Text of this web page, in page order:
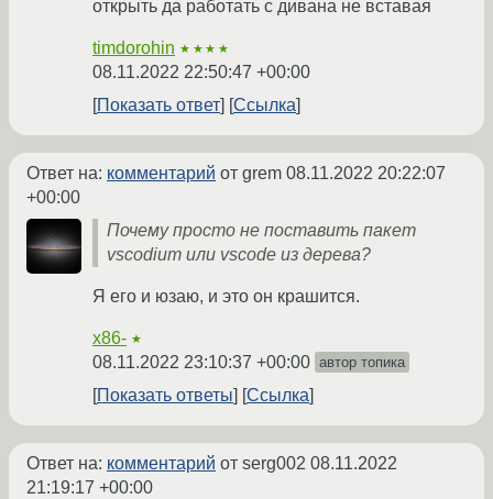
открыть да работать с дивана не вставая
timdorohin ★★★★
08.11.2022 22:50:47 +00:00
Показать ответ
Ссылка
Ответ на: комментарий от grem 08.11.2022 20:22:07
+00:00
Почему просто не поставить пакет
vscodium или vscode из дерева?
Я его и юзаю, и это он крашится.
x86- ★
08.11.2022 23:10:37 +00:00 автор топика
Показать ответы Ссылка
Ответ на: комментарий от serg002 08.11.2022
21:19:17 +00:00